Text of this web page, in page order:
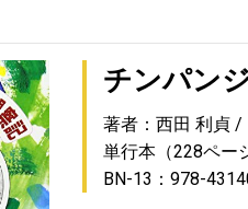
チンパン
著者：西田 利貞
単行本（228ペー
BN-13：978-